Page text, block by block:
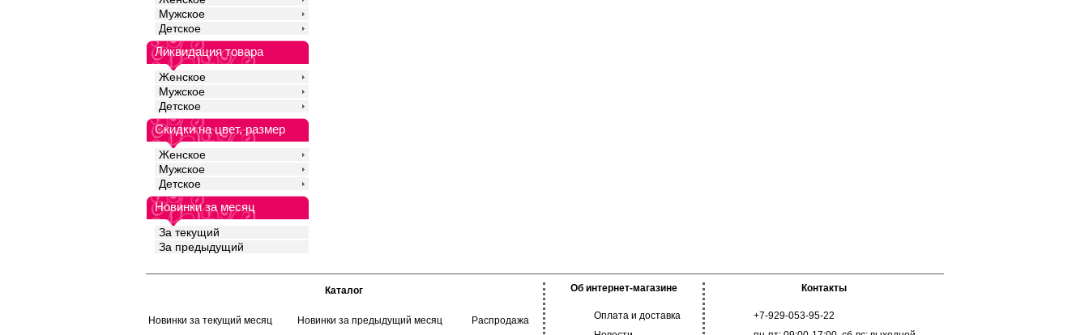
Мужское
Детское
Ликвидация товара
Женское
Мужское
Детское
Скидки на цвет, размер
Женское
Мужское
Детское
Новинки за месяц
За текущий
За предыдущий
Каталог
Новинки за текущий месяц Новинки за предыдущий месяц Распродажа
Об интернет-магазине
Оплата и доставка
Контакты
+7-929-053-95-22